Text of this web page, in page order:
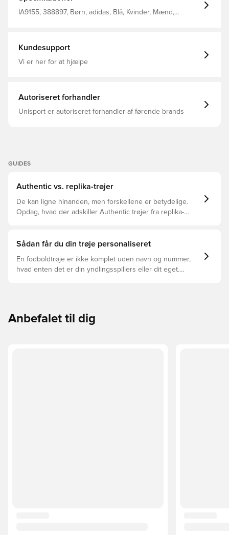
IA9155, 388897, Børn, adidas, Blå, Kvinder, Mænd,
Kundesupport
Vi er her for at hjælpe
Autoriseret forhandler
Unisport er autoriseret forhandler af førende brands
GUIDES
Authentic vs. replika-trøjer
De kan ligne hinanden, men forskellene er betydelige.
Opdag, hvad der adskiller Authentic trøjer fra replika-
Sådan får du din trøje personaliseret
En fodboldtrøje er ikke komplet uden navn og nummer,
hvad enten det er din yndlingsspillers eller dit eget.
Anbefalet til dig